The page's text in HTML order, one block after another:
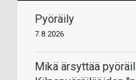
Pyöräily
7.8.2026
Mikä ärsyttää